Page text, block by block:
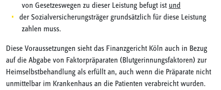
von Gesetzeswegen zu dieser Leistung befugt ist und
der Sozialversicherungsträger grundsätzlich für diese Leistung
zahlen muss.
Diese Voraussetzungen sieht das Finanzgericht Köln auch in Bezug
auf die Abgabe von Faktorpräparaten (Blutgerinnungsfaktoren) zur
Heimselbstbehandlung als erfüllt an, auch wenn die Präparate nicht
unmittelbar im Krankenhaus an die Patienten verabreicht wurden.